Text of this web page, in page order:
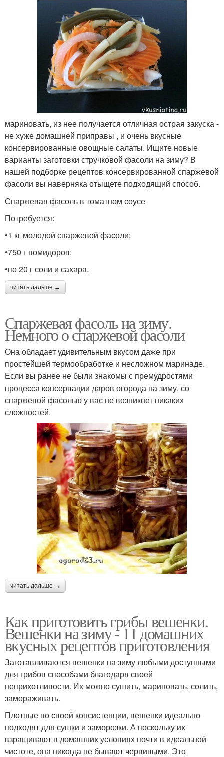
мариновать, из нее получается отличная острая закуска -
не хуже домашней приправы , и очень вкусные
консервированные овощные салаты. Ищите новые
варианты заготовки стручковой фасоли на зиму? В
нашей подборке рецептов консервированной спаржевой
фасоли вы наверняка отыщете подходящий способ.
Спаржевая фасоль в томатном соусе
Потребуется:
•1 кг молодой спаржевой фасоли;
•750 г помидоров;
•по 20 г соли и сахара.
читать дальше →
Спаржевая фасоль на зиму.
Немного о спаржевой фасоли
Она обладает удивительным вкусом даже при
простейшей термообработке и несложном маринаде.
Если вы ранее не были знакомы с премудростями
процесса консервации даров огорода на зиму, со
спаржевой фасолью у вас не возникнет никаких
сложностей.
читать дальше →
Как приготовить грибы вешенки.
Вешенки на зиму - 11 домашних
вкусных рецептов приготовления
Заготавливаются вешенки на зиму любыми доступными
для грибов способами благодаря своей
неприхотливости. Их можно сушить, мариновать, солить,
замораживать.
Плотные по своей консистенции, вешенки идеально
подходят для сушки и заморозки. А поскольку их
взращивают в домашних условиях почти в идеальной
чистоте, она никогда не бывают червивыми. Это